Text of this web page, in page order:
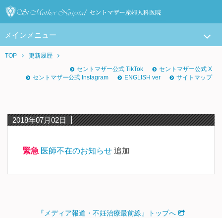
メインメニュー
TOP
更新履歴
セントマザー公式 TikTok
セントマザー公式 X
セントマザー公式 Instagram
ENGLISH ver サイトマップ
2018年07月02日
緊急 医師不在のお知らせ 追加
『メディア報道・不妊治療最前線』トップへ